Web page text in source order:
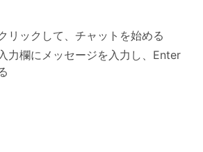
リックして、チャットを始める
力欄にメッセージを入力し、Enter